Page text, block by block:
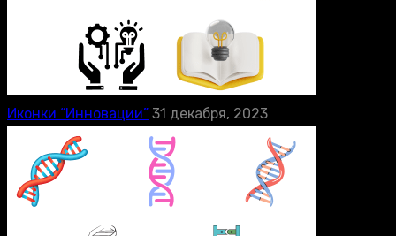
Иконки “Инновации” 31 декабря, 2023